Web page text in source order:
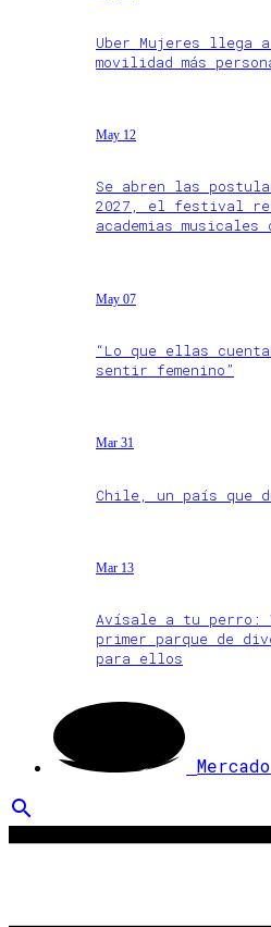
Uber Mujeres llega
movilidad más
May 12
Se abren las
2027, el festival
academias
May 07
“Lo que ellas
sentir femenino”
Mar 31
Chile, un país que
Mar 13
Avísale a tu perro:
primer parque de
para ellos
search